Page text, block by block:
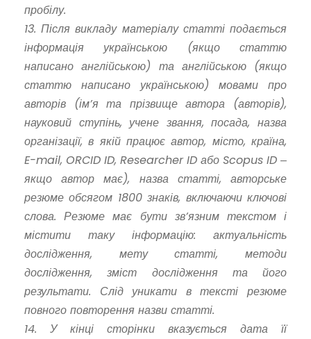
пробілу.
13. Після викладу матеріалу статті подається
інформація українською (якщо статтю
написано англійською) та англійською (якщо
статтю написано українською) мовами про
авторів (ім’я та прізвище автора (авторів),
науковий ступінь, учене звання, посада, назва
організації, в якій працює автор, місто, країна,
E-mail, ORCID ID, Researcher ID або Scopus ID ‒
якщо автор має), назва статті, авторське
резюме обсягом 1800 знаків, включаючи ключові
слова. Резюме має бути зв’язним текстом і
містити таку інформацію: актуальність
дослідження, мету статті, методи
дослідження, зміст дослідження та його
результати. Слід уникати в тексті резюме
повного повторення назви статті.
14. У кінці сторінки вказується дата її